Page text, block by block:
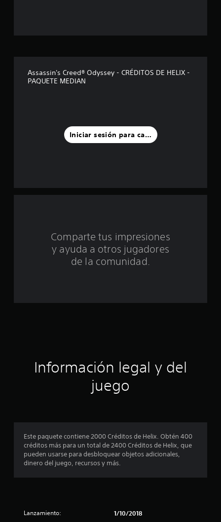
e
l
l
t
e
n
s
t
Assassin's Creed® Odyssey - CRÉDITOS DE HELIX -
PAQUETE MEDIAN
Iniciar sesión para calificar
Comparte tus impresiones
y ayuda a otros jugadores
de la comunidad.
Información legal y del
juego
Este paquete contiene 2000 Créditos de Helix. Obtén 400
créditos más para un total de 2400 Créditos de Helix, que
pueden usarse para desbloquear objetos adicionales,
dinero del juego, recursos y más.
Lanzamiento: 1/10/2018